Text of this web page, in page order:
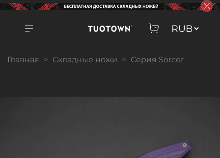
Главная Складные ножи Серия Sorcer